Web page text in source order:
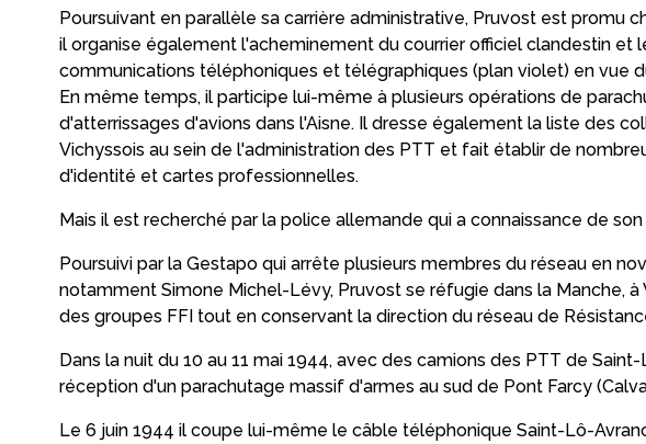
Poursuivant en parallèle sa carrière administrative, Pruvost est promu
il organise également l'acheminement du courrier officiel clandestin et
communications téléphoniques et télégraphiques (plan violet) en vue
En même temps, il participe lui-même à plusieurs opérations de
d'atterrissages d'avions dans l'Aisne. Il dresse également la liste des
Vichyssois au sein de l'administration des PTT et fait établir de
d'identité et cartes professionnelles.
Mais il est recherché par la police allemande qui a connaissance de
Poursuivi par la Gestapo qui arrête plusieurs membres du réseau en
notamment Simone Michel-Lévy, Pruvost se réfugie dans la Manche,
des groupes FFI tout en conservant la direction du réseau de
Dans la nuit du 10 au 11 mai 1944, avec des camions des PTT de
réception d'un parachutage massif d'armes au sud de Pont Farcy
Le 6 juin 1944 il coupe lui-même le câble téléphonique Saint-Lô-